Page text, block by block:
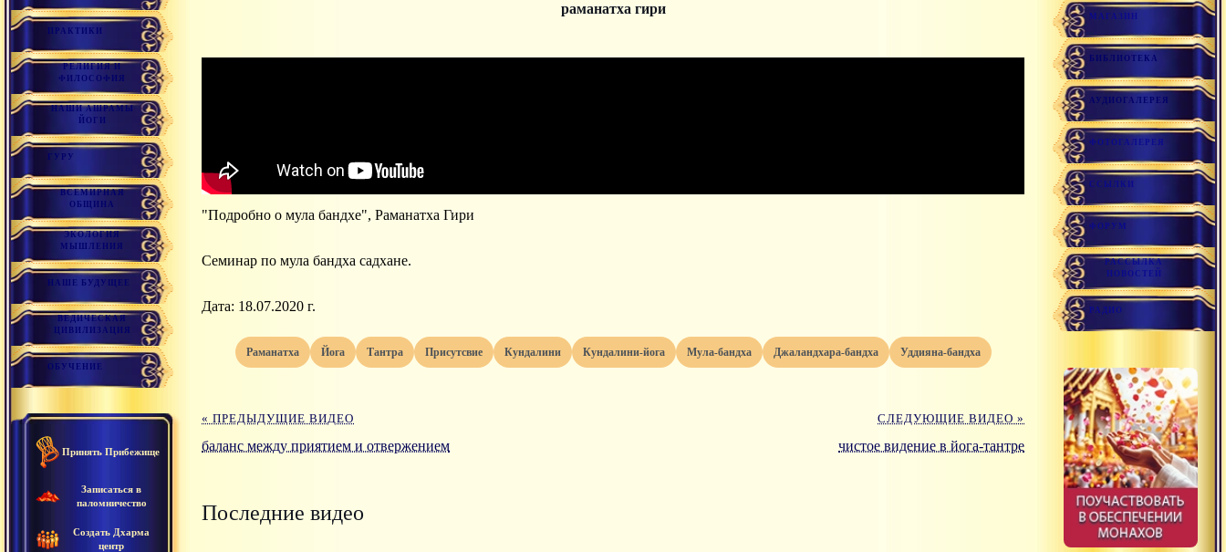
ПРАКТИКИ
РЕЛИГИЯ И
ФИЛОСОФИЯ
НАШИ АШРАМЫ
ЙОГИ
ГУРУ
ВСЕМИРНАЯ
ОБЩИНА
ЭКОЛОГИЯ
МЫШЛЕНИЯ
НАШЕ БУДУЩЕЕ
ВЕДИЧЕСКАЯ
ЦИВИЛИЗАЦИЯ
ОБУЧЕНИЕ
Принять Прибежище
Записаться в
паломничество
Создать Дхарма
центр
раманатха гири
"Подробно о мула бандхе", Раманатха Гири
Семинар по мула бандха садхане.
Дата: 18.07.2020 г.
раманатха йога тантра присутсвие кундалини кундалини-йога мула-бандха джаландхара-бандха уддияна-бандха
« ПРЕДЫДУЩИЕ ВИДЕО
баланс между приятием и отвержением
СЛЕДУЮЩИЕ ВИДЕО »
чистое видение в йога-тантре
Последние видео
МАГАЗИН
БИБЛИОТЕКА
АУДИОГАЛЕРЕЯ
ФОТОГАЛЕРЕЯ
ССЫЛКИ
ФОРУМ
РАССЫЛКА
НОВОСТЕЙ
РАДИО